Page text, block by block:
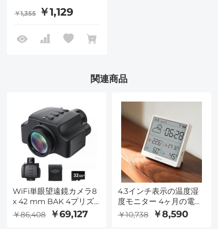
防水・耐衝撃ストレージ
ホルダー（CF-Aカード
Micro SD/TFカード8枚
￥1,355￥1,129
関連商品
WiFi単眼望遠鏡カメラ8
x 42 mm BAK 4プリズ
ム2 K写真1080 Pビデオ
4000 mAh電池
￥86,408 ￥69,127
4.3インチ表示の温度湿
度モニター 4ヶ月の電池
寿命 屋内および屋外
###
￥10,738 ￥8,590